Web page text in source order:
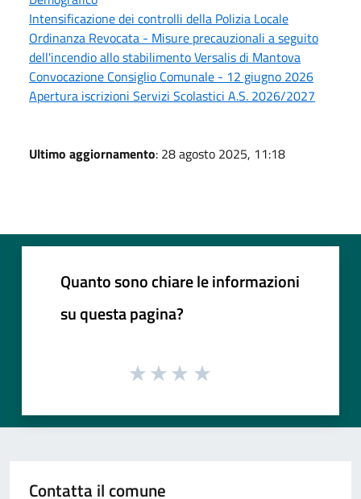
Intensificazione dei controlli della Polizia Locale
Ordinanza Revocata - Misure precauzionali a seguito
dell'incendio allo stabilimento Versalis di Mantova
Convocazione Consiglio Comunale - 12 giugno 2026
Apertura iscrizioni Servizi Scolastici A.S. 2026/2027
Ultimo aggiornamento: 28 agosto 2025, 11:18
Quanto sono chiare le informazioni
su questa pagina?
Contatta il comune